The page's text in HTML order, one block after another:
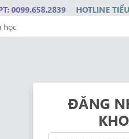
0099.658.2839 HOTLINE
ĐĂNG